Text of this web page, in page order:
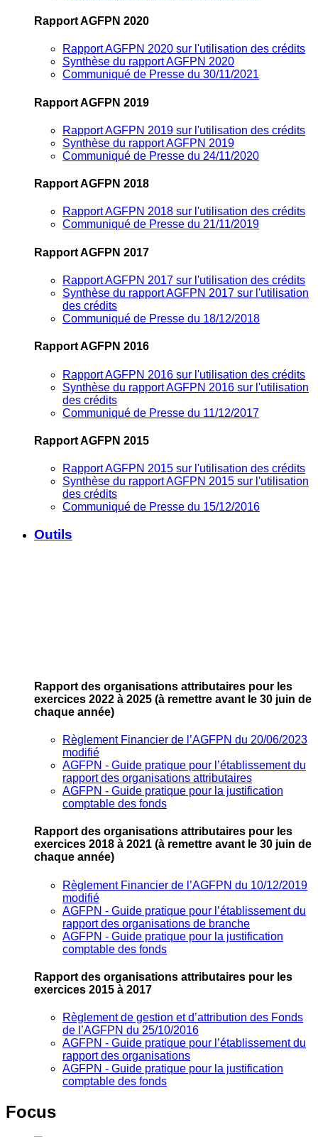
Rapport AGFPN 2020
Rapport AGFPN 2020 sur l'utilisation des crédits
Synthèse du rapport AGFPN 2020
Communiqué de Presse du 30/11/2021
Rapport AGFPN 2019
Rapport AGFPN 2019 sur l'utilisation des crédits
Synthèse du rapport AGFPN 2019
Communiqué de Presse du 24/11/2020
Rapport AGFPN 2018
Rapport AGFPN 2018 sur l'utilisation des crédits
Communiqué de Presse du 21/11/2019
Rapport AGFPN 2017
Rapport AGFPN 2017 sur l'utilisation des crédits
Synthèse du rapport AGFPN 2017 sur l'utilisation
des crédits
Communiqué de Presse du 18/12/2018
Rapport AGFPN 2016
Rapport AGFPN 2016 sur l'utilisation des crédits
Synthèse du rapport AGFPN 2016 sur l'utilisation
des crédits
Communiqué de Presse du 11/12/2017
Rapport AGFPN 2015
Rapport AGFPN 2015 sur l'utilisation des crédits
Synthèse du rapport AGFPN 2015 sur l'utilisation
des crédits
Communiqué de Presse du 15/12/2016
Outils
Rapport des organisations attributaires pour les
exercices 2022 à 2025 (à remettre avant le 30 juin de
chaque année)
Règlement Financier de l’AGFPN du 20/06/2023
modifié
AGFPN ‐ Guide pratique pour l’établissement du
rapport des organisations attributaires
AGFPN ‐ Guide pratique pour la justification
comptable des fonds
Rapport des organisations attributaires pour les
exercices 2018 à 2021 (à remettre avant le 30 juin de
chaque année)
Règlement Financier de l’AGFPN du 10/12/2019
modifié
AGFPN ‐ Guide pratique pour l’établissement du
rapport des organisations de branche
AGFPN ‐ Guide pratique pour la justification
comptable des fonds
Rapport des organisations attributaires pour les
exercices 2015 à 2017
Règlement de gestion et d’attribution des Fonds
de l’AGFPN du 25/10/2016
AGFPN ‐ Guide pratique pour l’établissement du
rapport des organisations
AGFPN ‐ Guide pratique pour la justification
comptable des fonds
Focus